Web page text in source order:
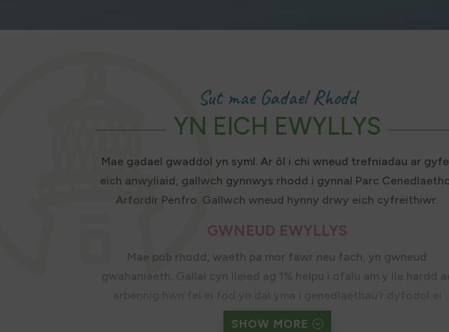
Sut mae Gadael Rhodd
YN EICH EWYLLYS
Mae gadael gwaddol yn syml. Ar ôl i chi wneud trefniadau ar
eich anwyliaid, gallwch gynnwys rhodd i gynnal Parc
Arfordir Penfro. Gallwch wneud hynny drwy eich cyfreithiwr.
GWNEUD EWYLLYS
Mae pob rhodd, waeth pa mor fawr neu fach, yn gwneud
fwynhau a’i werthfawrogi.
SHOW MORE